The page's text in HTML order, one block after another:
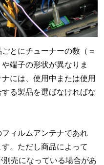
とにチューナーの数（＝
端子の形状が異なりま
には、使用中または使用
る製品を選ばなければな
ィルムアンテナであれ
。ただし商品によって
売になっている場合があ